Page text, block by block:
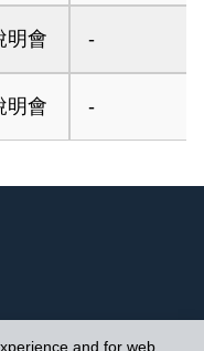
and for web
明會 -
明會 -